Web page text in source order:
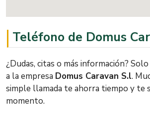
Teléfono de Domus
¿Dudas, citas o más información?
a la empresa Domus Caravan S.l.
simple llamada te ahorra tiempo y te
momento.